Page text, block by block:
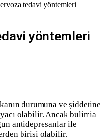
tedavi yöntemleri
yöntemleri
durumuna ve şiddetine
olabilir. Ancak bulimia
antidepresanlar ile
birisi olabilir.